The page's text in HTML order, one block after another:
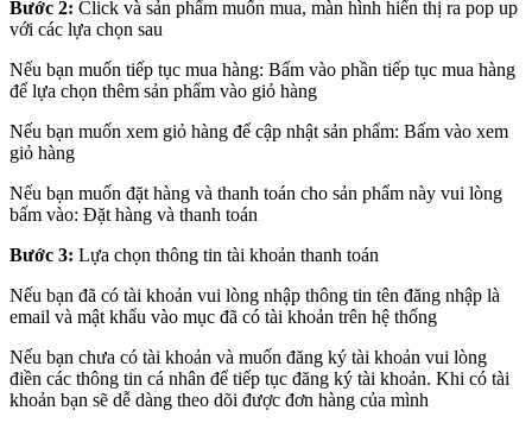
Bước 2: Click và sản phẩm muốn mua, màn hình hiển thị ra pop up
với các lựa chọn sau
Nếu bạn muốn tiếp tục mua hàng: Bấm vào phần tiếp tục mua hàng
để lựa chọn thêm sản phẩm vào giỏ hàng
Nếu bạn muốn xem giỏ hàng để cập nhật sản phẩm: Bấm vào xem
giỏ hàng
Nếu bạn muốn đặt hàng và thanh toán cho sản phẩm này vui lòng
bấm vào: Đặt hàng và thanh toán
Bước 3: Lựa chọn thông tin tài khoản thanh toán
Nếu bạn đã có tài khoản vui lòng nhập thông tin tên đăng nhập là
email và mật khẩu vào mục đã có tài khoản trên hệ thống
Nếu bạn chưa có tài khoản và muốn đăng ký tài khoản vui lòng
điền các thông tin cá nhân để tiếp tục đăng ký tài khoản. Khi có tài
khoản bạn sẽ dễ dàng theo dõi được đơn hàng của mình